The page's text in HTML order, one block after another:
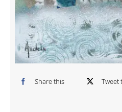
Contactez-nous
Share this Tweet